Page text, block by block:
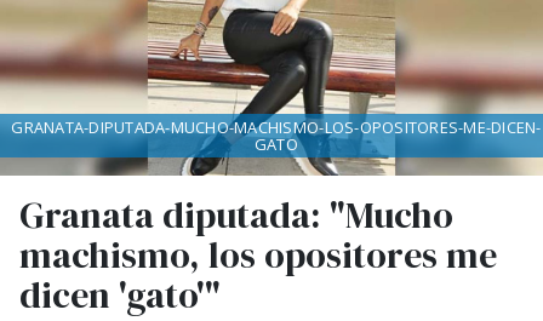
Granata diputada: "Mucho
machismo, los opositores me
dicen 'gato'"
GRANATA-DIPUTADA-MUCHO-MACHISMO-LOS-OPOSITORES-ME-DICEN-
GATO